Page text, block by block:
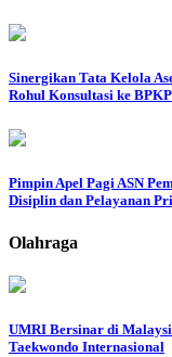
Sinergikan Tata Kelola
Rohul Konsultasi ke
Pimpin Apel Pagi ASN
Disiplin dan Pelayanan
Olahraga
UMRI Bersinar di
Taekwondo Internasional